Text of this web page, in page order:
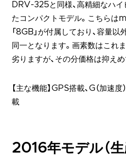
DRV-325と同様、高精細なハイ
たコンパクトモデル。こちらは
「8GB」が付属しており、容量
同一となります。画素数はこれ
劣りますが、その分価格は抑えめ
【主な機能】GPS搭載、G（加速
載
2016年モデル（生